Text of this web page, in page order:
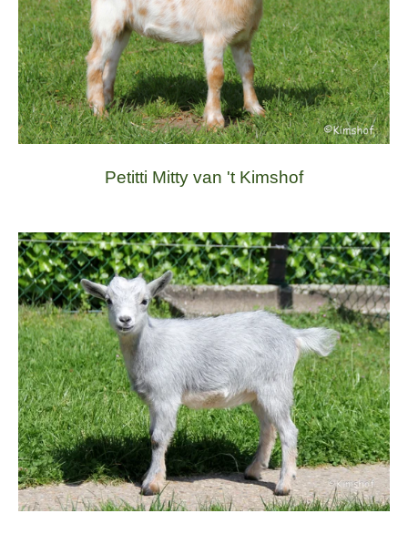
Petitti Mitty van 't Kimshof